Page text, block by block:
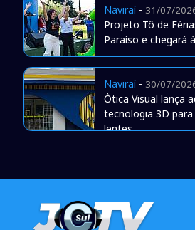
Naviraí- 31/07/
Projeto Tô de
Paraíso e chegará
Naviraí- 30/07/
Òtica Visual lança
tecnologia 3D
lentes